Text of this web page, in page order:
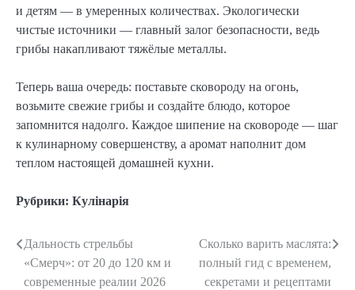
и детям — в умеренных количествах. Экологически
чистые источники — главный залог безопасности, ведь
грибы накапливают тяжёлые металлы.
Теперь ваша очередь: поставьте сковороду на огонь,
возьмите свежие грибы и создайте блюдо, которое
запомнится надолго. Каждое шипение на сковороде — шаг
к кулинарному совершенству, а аромат наполнит дом
теплом настоящей домашней кухни.
Рубрики: Кулінарія
Навигация
по
Дальность стрельбы
«Смерч»: от 20 до 120 км и
современные реалии 2026
Сколько варить маслята:
полный гид с временем,
секретами и рецептами